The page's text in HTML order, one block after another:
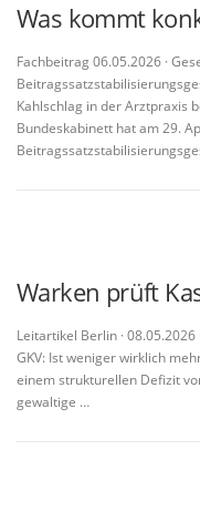
Was kommt
Fachbeitrag 06.05.2026 ·
Kahlschlag in der Arztpraxis
Bundeskabinett hat am 29.
Warken prüft
Leitartikel Berlin ·
GKV: Ist weniger wirklich
einem strukturellen Defizit
gewaltige …